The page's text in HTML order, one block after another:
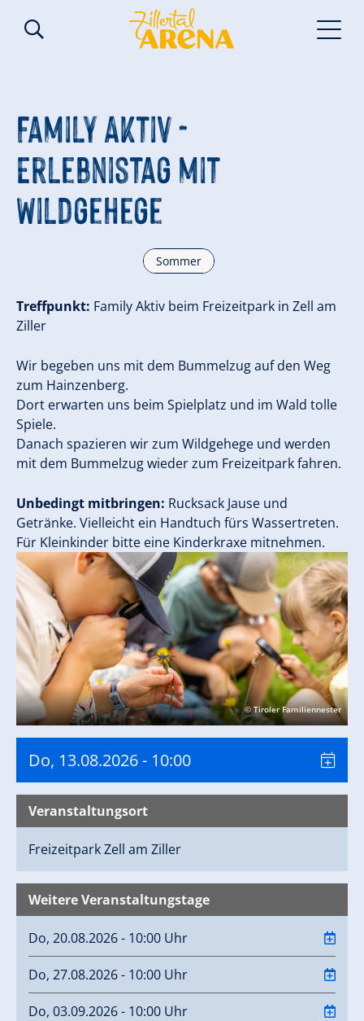
Family Aktiv -
Erlebnistag mit
Wildgehege
Sommer
Treffpunkt: Family Aktiv beim Freizeitpark in Zell am
Ziller
Wir begeben uns mit dem Bummelzug auf den Weg
zum Hainzenberg.
Dort erwarten uns beim Spielplatz und im Wald tolle
Spiele.
Danach spazieren wir zum Wildgehege und werden
mit dem Bummelzug wieder zum Freizeitpark fahren.
Unbedingt mitbringen: Rucksack Jause und
Getränke. Vielleicht ein Handtuch fürs Wassertreten.
Für Kleinkinder bitte eine Kinderkraxe mitnehmen.
© Tiroler Familiennester
Do, 13.08.2026- 10:00
Veranstaltungsort
FreizeitparkZell am Ziller
Weitere Veranstaltungstage
Do, 20.08.2026 - 10:00 Uhr
Do, 27.08.2026 - 10:00 Uhr
Do, 03.09.2026 - 10:00 Uhr